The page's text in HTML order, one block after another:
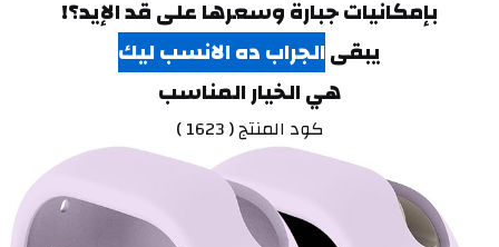
بإمكانيات جبارة وسعرها على قد الإيد؟!
يبقىالجراب ده الانسب ليك
هي الخيار المناسب
كود المنتج ( 1623 )